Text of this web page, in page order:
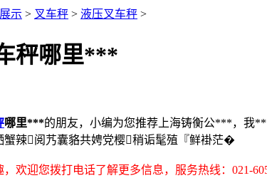
示 > 叉车秤 > 液压叉车秤 >
秤哪里***
哪里***的朋友，小编为您推荐上海铸衡公***，我
辣阅艿囊貉共娉党樱稍诟髦殖『鲜褂茫�
欢迎您拨打电话了解更多信息，服务热线：021-